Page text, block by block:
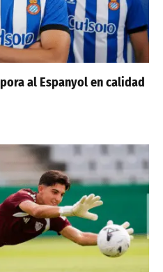
al Espanyol en calidad